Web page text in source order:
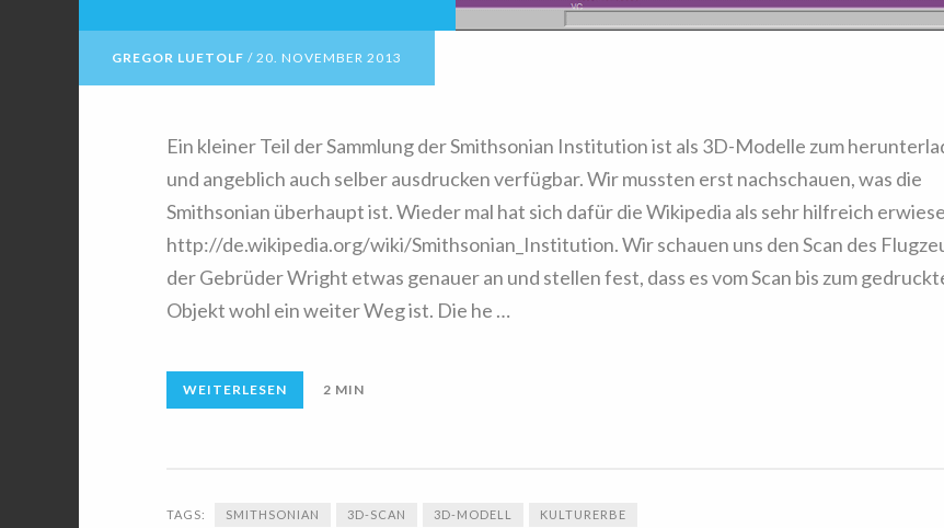
GREGOR LUETOLF / 20. NOVEMBER 2013
Ein kleiner Teil der Sammlung der Smithsonian Institution ist als 3D-Modelle zum
und angeblich auch selber ausdrucken verfügbar. Wir mussten erst nachschauen, was die
Smithsonian überhaupt ist. Wieder mal hat sich dafür die Wikipedia als sehr hilfreich
http://de.wikipedia.org/wiki/Smithsonian_Institution. Wir schauen uns den Scan des
der Gebrüder Wright etwas genauer an und stellen fest, dass es vom Scan bis zum
Objekt wohl ein weiter Weg ist. Die he …
WEITERLESEN 2 MIN
TAGS: SMITHSONIAN 3D-SCAN 3D-MODELL KULTURERBE